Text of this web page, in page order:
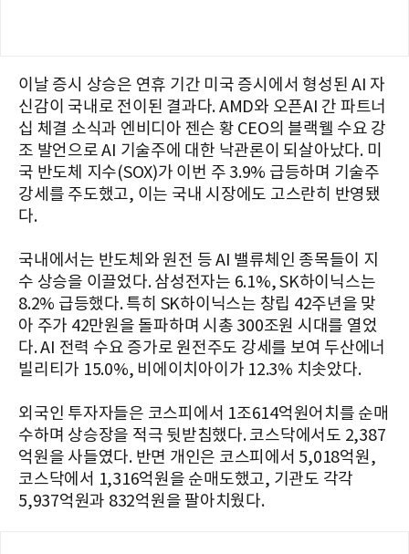
이날 증시 상승은 연휴 기간 미국 증시에서 형성된 AI 자
신감이 국내로 전이된 결과다. AMD와 오픈AI 간 파트너
십 체결 소식과 엔비디아 젠슨 황 CEO의 블랙웰 수요 강
조 발언으로 AI 기술주에 대한 낙관론이 되살아났다. 미
국 반도체 지수(SOX)가 이번 주 3.9% 급등하며 기술주
강세를 주도했고, 이는 국내 시장에도 고스란히 반영됐
다.
국내에서는 반도체와 원전 등 AI 밸류체인 종목들이 지
수 상승을 이끌었다. 삼성전자는 6.1%, SK하이닉스는
8.2% 급등했다. 특히 SK하이닉스는 창립 42주년을 맞
아 주가 42만원을 돌파하며 시총 300조원 시대를 열었
다. AI 전력 수요 증가로 원전주도 강세를 보여 두산에너
빌리티가 15.0%, 비에이치아이가 12.3% 치솟았다.
외국인 투자자들은 코스피에서 1조614억원어치를 순매
수하며 상승장을 적극 뒷받침했다. 코스닥에서도 2,387
억원을 사들였다. 반면 개인은 코스피에서 5,018억원,
코스닥에서 1,316억원을 순매도했고, 기관도 각각
5,937억원과 832억원을 팔아치웠다.